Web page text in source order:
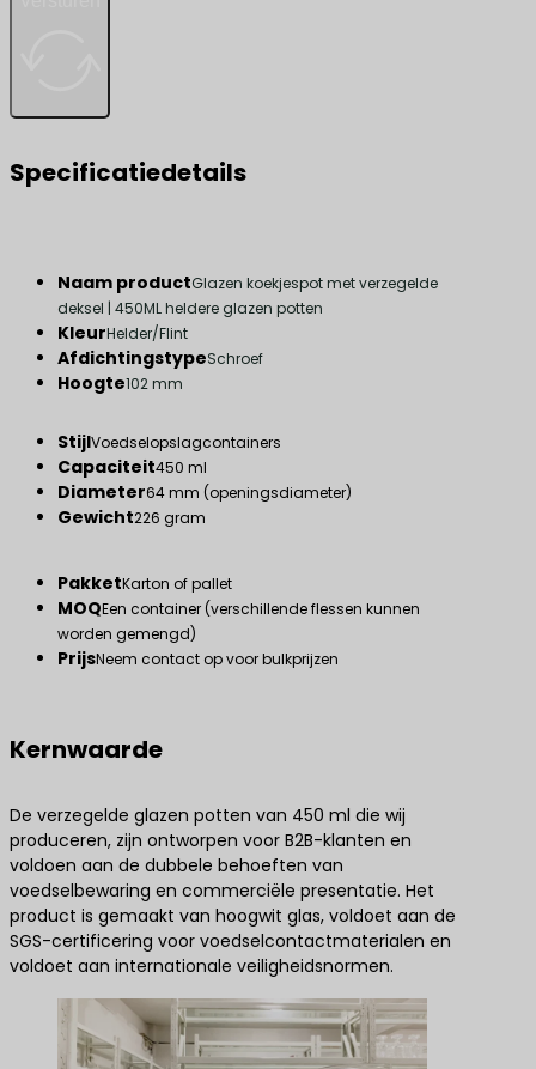
Specificatiedetails
Naam productGlazen koekjespot met verzegelde
deksel | 450ML heldere glazen potten
KleurHelder/Flint
AfdichtingstypeSchroef
Hoogte102 mm
StijlVoedselopslagcontainers
Capaciteit450 ml
Diameter64 mm (openingsdiameter)
Gewicht226 gram
PakketKarton of pallet
MOQEen container (verschillende flessen kunnen
worden gemengd)
PrijsNeem contact op voor bulkprijzen
Kernwaarde
De verzegelde glazen potten van 450 ml die wij
produceren, zijn ontworpen voor B2B-klanten en
voldoen aan de dubbele behoeften van
voedselbewaring en commerciële presentatie. Het
product is gemaakt van hoogwit glas, voldoet aan de
SGS-certificering voor voedselcontactmaterialen en
voldoet aan internationale veiligheidsnormen.